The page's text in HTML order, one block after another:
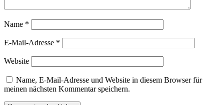
Name *
E-Mail-Adresse *
Website
Name, E-Mail-Adresse und Website in diesem Browser für
meinen nächsten Kommentar speichern.